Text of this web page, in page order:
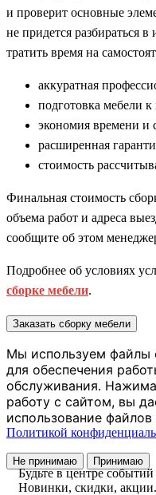
и проверит основные
не придется разбираться
тратить время на
аккуратная
подготовка мебели
экономия времени и
расширенная
стоимость
Финальная стоимость
объема работ и адреса
сообщите об этом
Подробнее об условиях
сборке мебели.
Заказать сборку мебели
Мы используем файлы
для обеспечения
обслуживания.
работу с сайтом, вы
использование
Политикой
Не принимаю Принимаю
Будьте в центре
Новинки, скидки, акции.